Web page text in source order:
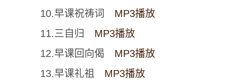
10.早课祝祷词 MP3播放
11.三自归 MP3播放
12.早课回向偈 MP3播放
13.早课礼祖 MP3播放